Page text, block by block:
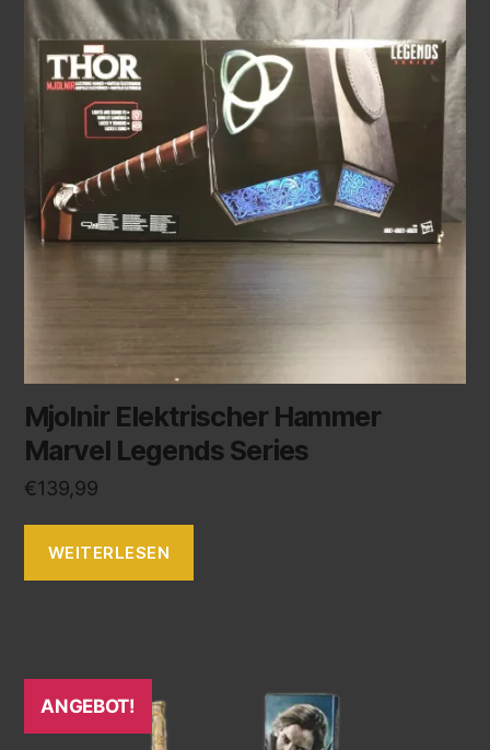
Mjolnir Elektrischer Hammer
Marvel Legends Series
€139,99
WEITERLESEN
ANGEBOT!